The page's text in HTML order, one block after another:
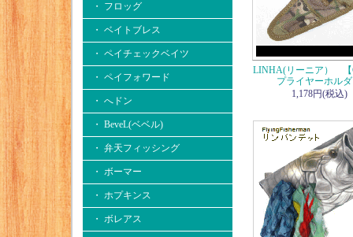
・ フロッグ
・ ベイトブレス
・ ペイチェックベイツ
・ ペイフォワード
・ へドン
・ BeveL(ベベル)
・ 弁天フィッシング
・ ボーマー
・ ホプキンス
・ ボレアス
LINHA(リーニア） 【
プライヤーホル
1,178円(税込)